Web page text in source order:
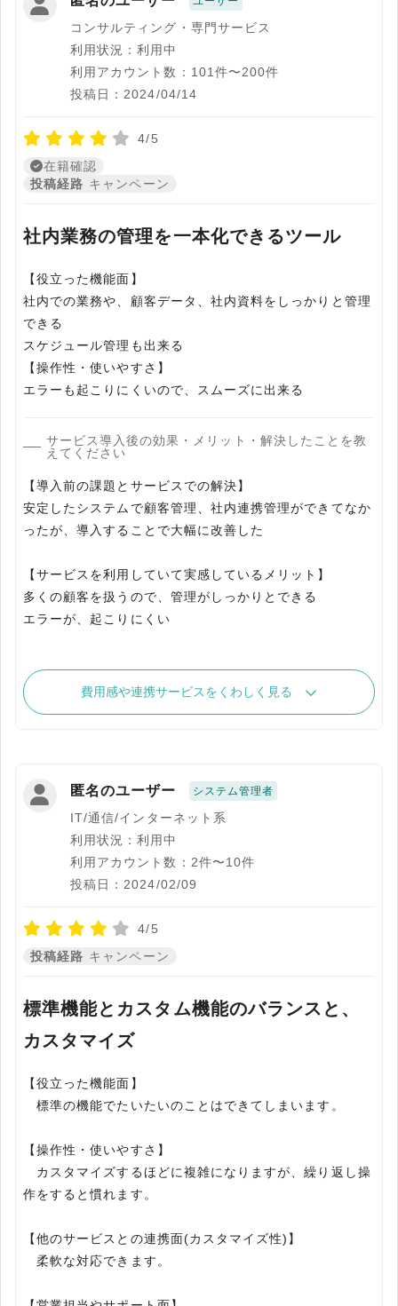
コンサルティング・専門サービス
利用状況：利用中
利用アカウント数：101件〜200件
投稿日：2024/04/14
4/5
在籍確認
投稿経路 キャンペーン
社内業務の管理を一本化できるツール
【役立った機能面】
社内での業務や、顧客データ、社内資料をしっかりと管理
できる
スケジュール管理も出来る
【操作性・使いやすさ】
エラーも起こりにくいので、スムーズに出来る
サービス導入後の効果・メリット・解決したことを教
えてください
【導入前の課題とサービスでの解決】
安定したシステムで顧客管理、社内連携管理ができてなか
ったが、導入することで大幅に改善した
【サービスを利用していて実感しているメリット】
多くの顧客を扱うので、管理がしっかりとできる
エラーが、起こりにくい
費用感や連携サービスをくわしく見る
匿名のユーザー システム管理者
IT/通信/インターネット系
利用状況：利用中
利用アカウント数：2件〜10件
投稿日：2024/02/09
4/5
投稿経路 キャンペーン
標準機能とカスタム機能のバランスと、
カスタマイズ
【役立った機能面】
標準の機能でたいたいのことはできてしまいます。
【操作性・使いやすさ】
カスタマイズするほどに複雑になりますが、繰り返し操
作をすると慣れます。
【他のサービスとの連携面(カスタマイズ性)】
柔軟な対応できます。